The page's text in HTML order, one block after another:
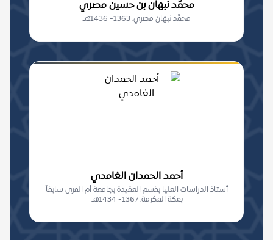
محمَّد نبهان بن حسين مصري
محمَّد نبهان مصري. 1363- 1436هـ.
أحمد الحمدان الغامدي
أستاذ الدراسات العليا بقسم العقيدة بجامعة أم القرى سابقاً
بمكة المكرمة. 1367- 1434هـ.